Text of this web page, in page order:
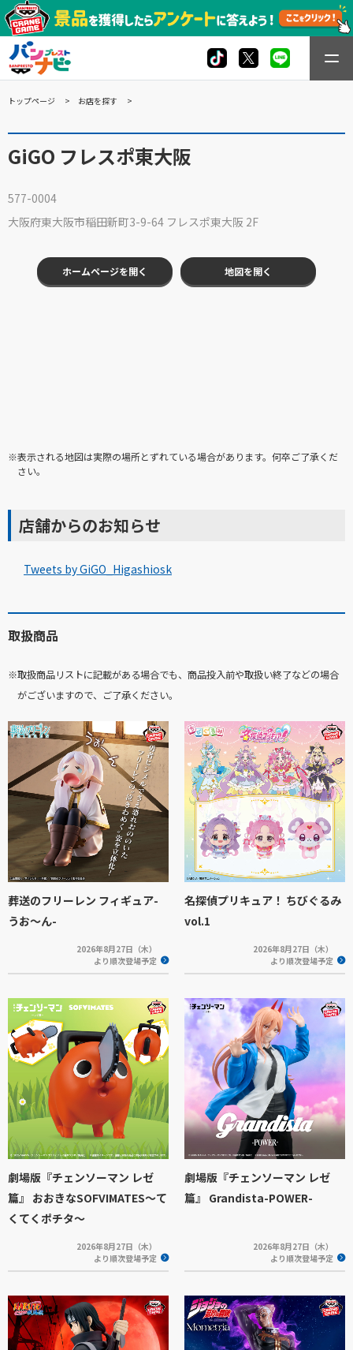
トップページ お店を探す
GiGO フレスポ東大阪
577-0004
大阪府東大阪市稲田新町3-9-64 フレスポ東大阪 2F
ホームページを開く 地図を開く
※表示される地図は実際の場所とずれている場合があります。何卒ご了承くだ
さい。
店舗からのお知らせ
Tweets by GiGO_Higashiosk
取扱商品
※取扱商品リストに記載がある場合でも、商品投入前や取扱い終了などの場合
がございますので、ご了承ください。
葬送のフリーレン フィギュア-
うお～ん-
2026年8月27日（木）
より順次登場予定
名探偵プリキュア！ ちびぐるみ
vol.1
2026年8月27日（木）
より順次登場予定
劇場版『チェンソーマン レゼ
篇』 おおきなSOFVIMATES～て
くてくポチタ～
2026年8月27日（木）
より順次登場予定
劇場版『チェンソーマン レゼ
篇』 Grandista-POWER-
2026年8月27日（木）
より順次登場予定